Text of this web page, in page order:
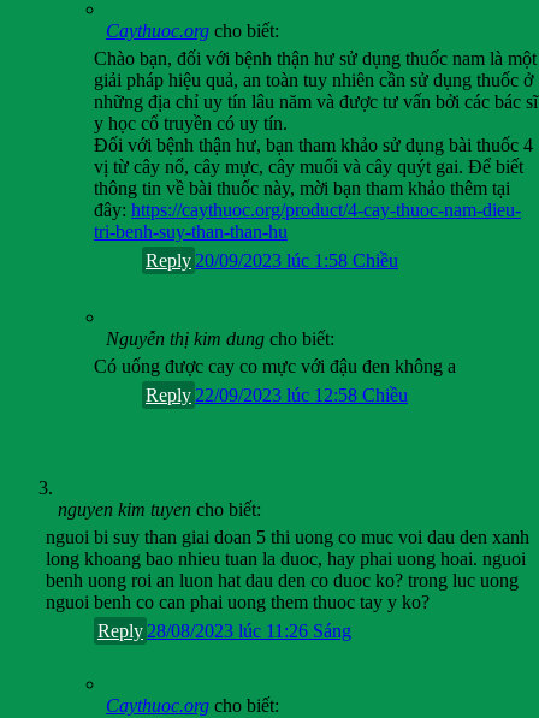
Caythuoc.org cho biết:
Chào bạn, đối với bệnh thận hư sử dụng thuốc nam là một
giải pháp hiệu quả, an toàn tuy nhiên cần sử dụng thuốc ở
những địa chỉ uy tín lâu năm và được tư vấn bởi các bác sĩ
y học cổ truyền có uy tín.
Đối với bệnh thận hư, bạn tham khảo sử dụng bài thuốc 4
vị từ cây nổ, cây mực, cây muối và cây quýt gai. Để biết
thông tin về bài thuốc này, mời bạn tham khảo thêm tại
đây: https://caythuoc.org/product/4-cay-thuoc-nam-dieu-
tri-benh-suy-than-than-hu
20/09/2023 lúc 1:58 Chiều
Reply
Nguyễn thị kim dung cho biết:
Có uống được cay co mực với đậu đen không a
22/09/2023 lúc 12:58 Chiều
Reply
nguyen kim tuyen cho biết:
nguoi bi suy than giai doan 5 thi uong co muc voi dau den xanh
long khoang bao nhieu tuan la duoc, hay phai uong hoai. nguoi
benh uong roi an luon hat dau den co duoc ko? trong luc uong
nguoi benh co can phai uong them thuoc tay y ko?
28/08/2023 lúc 11:26 Sáng
Reply
Caythuoc.org cho biết: